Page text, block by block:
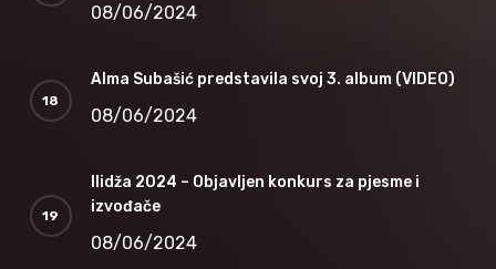
08/06/2024
Alma Subašić predstavila svoj 3. album (VIDEO)
08/06/2024
Ilidža 2024 – Objavljen konkurs za pjesme i
izvođače
08/06/2024